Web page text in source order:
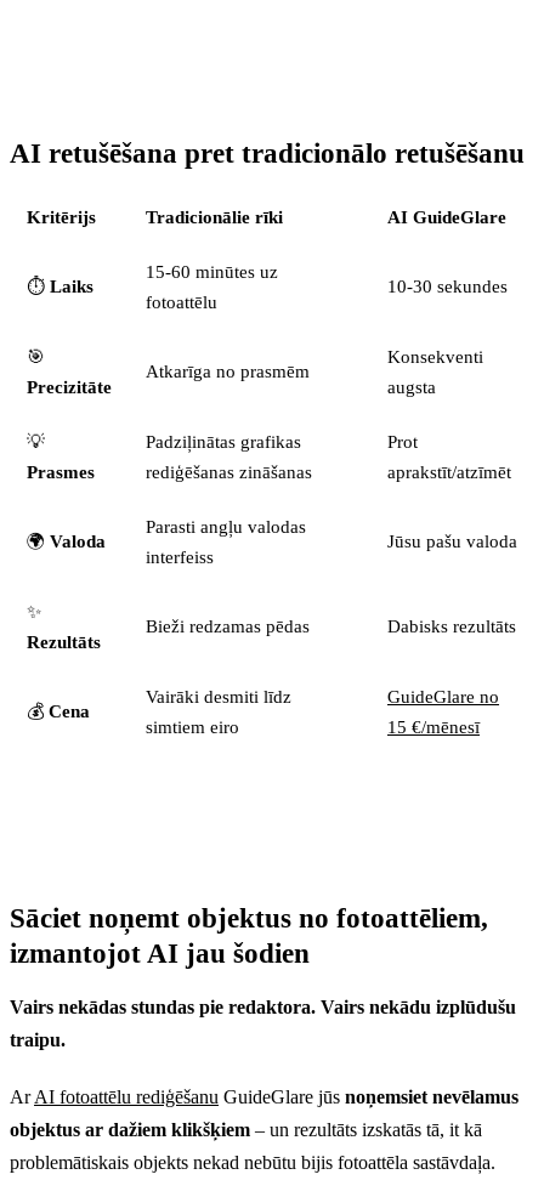
AI retušēšana pret tradicionālo retušēšanu
Kritērijs Tradicionālie rīki AI GuideGlare
⏱️ Laiks
15-60 minūtes uz
fotoattēlu
10-30 sekundes
🎯
Precizitāte
Atkarīga no prasmēm
Konsekventi
augsta
💡
Prasmes
Padziļinātas grafikas
rediģēšanas zināšanas
Prot
aprakstīt/atzīmēt
🌍 Valoda
Parasti angļu valodas
interfeiss
Jūsu pašu valoda
✨
Rezultāts
Bieži redzamas pēdas Dabisks rezultāts
💰 Cena
Vairāki desmiti līdz
simtiem eiro
GuideGlare no
15 €/mēnesī
Sāciet noņemt objektus no fotoattēliem,
izmantojot AI jau šodien
Vairs nekādas stundas pie redaktora. Vairs nekādu izplūdušu
traipu.
ArAI fotoattēlu rediģēšanu GuideGlare jūs noņemsiet nevēlamus
objektus ar dažiem klikšķiem – un rezultāts izskatās tā, it kā
problemātiskais objekts nekad nebūtu bijis fotoattēla sastāvdaļa.